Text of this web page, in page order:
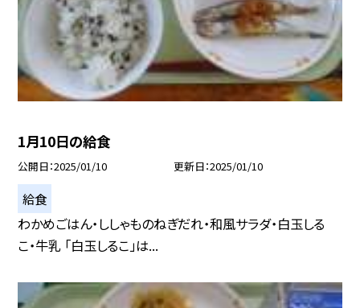
1月10日の給食
公開日 2025/01/10 更新日 2025/01/10
給食
わかめごはん・ししゃものねぎだれ・和風サラダ・白玉しる
こ・牛乳 「白玉しるこ」は...